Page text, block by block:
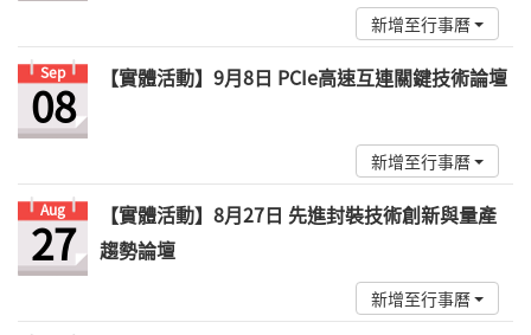
新增至行事曆
Sep
08 【實體活動】9月8日 PCIe高速互連關鍵技術論壇
新增至行事曆
Aug
27
【實體活動】8月27日 先進封裝技術創新與量產
趨勢論壇
新增至行事曆